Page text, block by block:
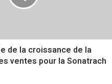
de la croissance de la
ventes pour la Sonatrach